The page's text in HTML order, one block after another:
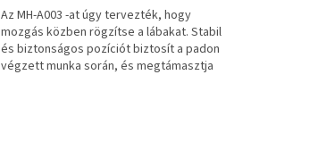
Az MH-A003 -at úgy tervezték, hogy
mozgás közben rögzítse a lábakat. Stabil
és biztonságos pozíciót biztosít a padon
végzett munka során, és megtámasztja